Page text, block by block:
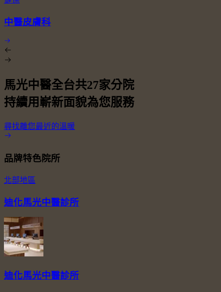
中醫皮膚科
馬光中醫全台共27家分院
持續用嶄新面貌為您服務
尋找離您最近的溫暖
品牌特色院所
北部地區
迪化馬光中醫診所
迪化馬光中醫診所